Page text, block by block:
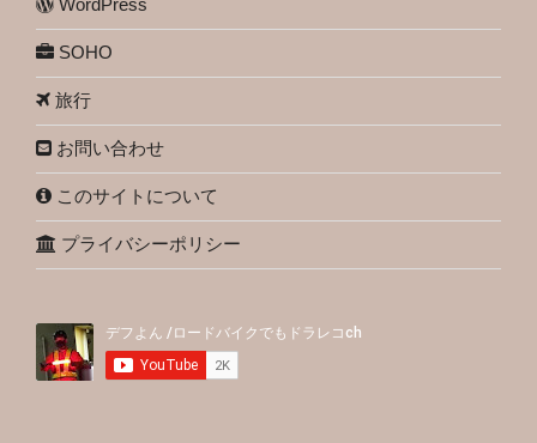
WordPress
SOHO
旅行
お問い合わせ
このサイトについて
プライバシーポリシー